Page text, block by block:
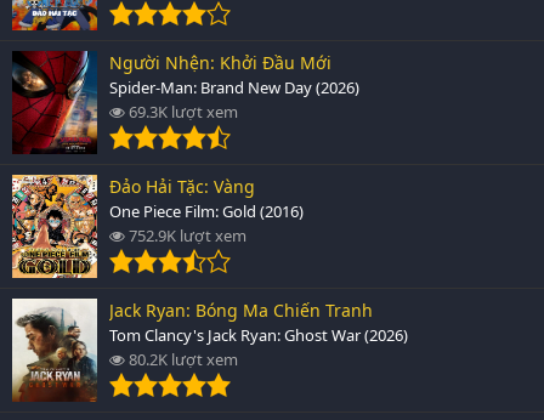
Người Nhện: Khởi Đầu Mới
Spider-Man: Brand New Day (2026)
69.3K lượt xem
Đảo Hải Tặc: Vàng
One Piece Film: Gold (2016)
752.9K lượt xem
Jack Ryan: Bóng Ma Chiến Tranh
Tom Clancy's Jack Ryan: Ghost War (2026)
80.2K lượt xem